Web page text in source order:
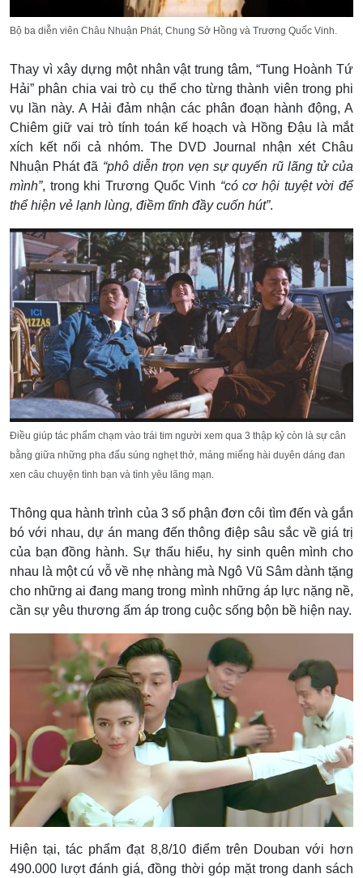
Bộ ba diễn viên Châu Nhuận Phát, Chung Sở Hồng và Trương Quốc Vinh.
Thay vì xây dựng một nhân vật trung tâm, “Tung Hoành Tứ
Hải” phân chia vai trò cụ thể cho từng thành viên trong phi
vụ lần này. A Hải đảm nhận các phân đoạn hành động, A
Chiêm giữ vai trò tính toán kế hoạch và Hồng Đậu là mắt
xích kết nối cả nhóm. The DVD Journal nhận xét Châu
Nhuận Phát đã “phô diễn trọn vẹn sự quyến rũ lãng tử của
mình”, trong khi Trương Quốc Vinh “có cơ hội tuyệt vời để
thể hiện vẻ lạnh lùng, điềm tĩnh đầy cuốn hút”.
Điều giúp tác phẩm chạm vào trái tim người xem qua 3 thập kỷ còn là sự cân
bằng giữa những pha đấu súng nghẹt thở, mảng miếng hài duyên dáng đan
xen câu chuyện tình bạn và tình yêu lãng mạn.
Thông qua hành trình của 3 số phận đơn côi tìm đến và gắn
bó với nhau, dự án mang đến thông điệp sâu sắc về giá trị
của bạn đồng hành. Sự thấu hiểu, hy sinh quên mình cho
nhau là một cú vỗ về nhẹ nhàng mà Ngô Vũ Sâm dành tặng
cho những ai đang mang trong mình những áp lực nặng nề,
cần sự yêu thương ấm áp trong cuộc sống bộn bề hiện nay.
Hiện tại, tác phẩm đạt 8,8/10 điểm trên Douban với hơn
490.000 lượt đánh giá, đồng thời góp mặt trong danh sách